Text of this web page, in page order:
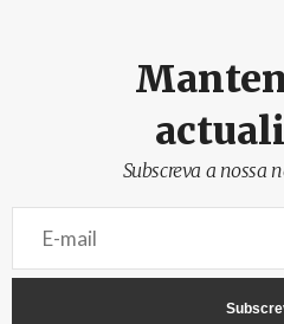
Subscreva a nossa